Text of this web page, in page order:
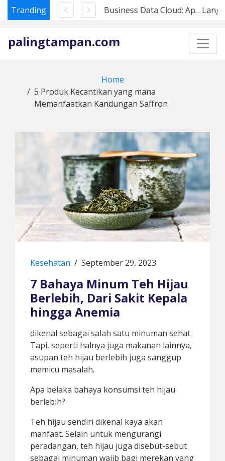
Skip
content
Tranding SAP Business Data Cloud: Apa Artinya bagi Pembeli Datasphere di 2026
palingtampan.com
Home
5 Produk Kecantikan yang mana
Memanfaatkan Kandungan Saffron
Kesehatan / September 29, 2023
7 Bahaya Minum Teh Hijau
Berlebih, Dari Sakit Kepala
hingga Anemia
dikenal sebagai salah satu minuman sehat.
Tapi, seperti halnya juga makanan lainnya,
asupan teh hijau berlebih juga sanggup
memicu masalah.
Apa belaka bahaya konsumsi teh hijau
berlebih?
Teh hijau sendiri dikenal kaya akan
manfaat. Selain untuk mengurangi
peradangan, teh hijau juga disebut-sebut
sebagai minuman wajib bagi merekan yang